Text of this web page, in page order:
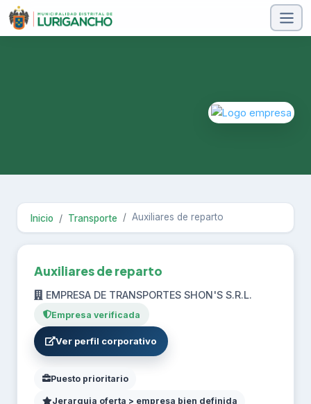
Inicio Transporte Auxiliares de reparto
Auxiliares de reparto
EMPRESA DE TRANSPORTES SHON'S S.R.L.
Empresa verificada
Ver perfil corporativo
Puesto prioritario
Jerarquia oferta > empresa bien definida